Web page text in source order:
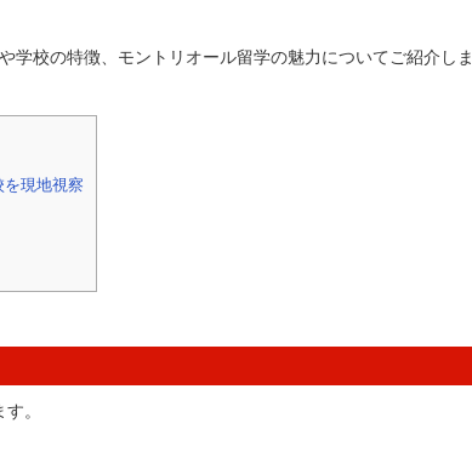
学校の特徴、モントリオール留学の魅力についてご紹介しま
現地視察
。